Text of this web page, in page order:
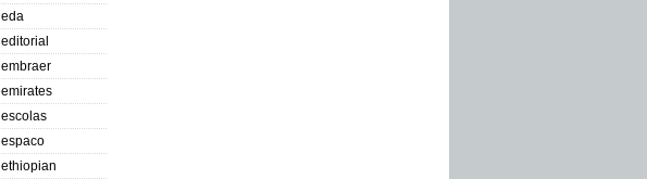
eda
editorial
embraer
emirates
escolas
espaco
ethiopian